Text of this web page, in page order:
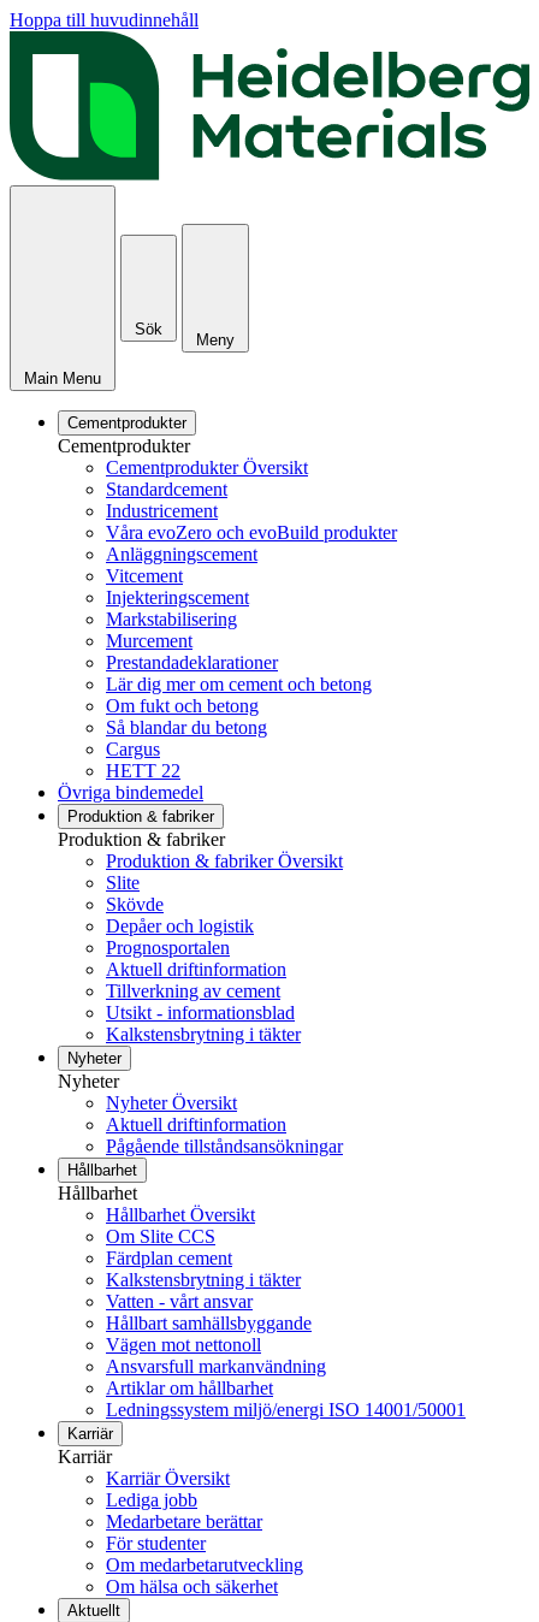
Hoppa till huvudinnehåll
Main Menu
Sök
Meny
Cementprodukter
Cementprodukter
Cementprodukter Översikt
Standardcement
Industricement
Våra evoZero och evoBuild produkter
Anläggningscement
Vitcement
Injekteringscement
Markstabilisering
Murcement
Prestandadeklarationer
Lär dig mer om cement och betong
Om fukt och betong
Så blandar du betong
Cargus
HETT 22
Övriga bindemedel
Produktion & fabriker
Produktion & fabriker
Produktion & fabriker Översikt
Slite
Skövde
Depåer och logistik
Prognosportalen
Aktuell driftinformation
Tillverkning av cement
Utsikt - informationsblad
Kalkstensbrytning i täkter
Nyheter
Nyheter
Nyheter Översikt
Aktuell driftinformation
Pågående tillståndsansökningar
Hållbarhet
Hållbarhet
Hållbarhet Översikt
Om Slite CCS
Färdplan cement
Kalkstensbrytning i täkter
Vatten - vårt ansvar
Hållbart samhällsbyggande
Vägen mot nettonoll
Ansvarsfull markanvändning
Artiklar om hållbarhet
Ledningssystem miljö/energi ISO 14001/50001
Karriär
Karriär
Karriär Översikt
Lediga jobb
Medarbetare berättar
För studenter
Om medarbetarutveckling
Om hälsa och säkerhet
Aktuellt